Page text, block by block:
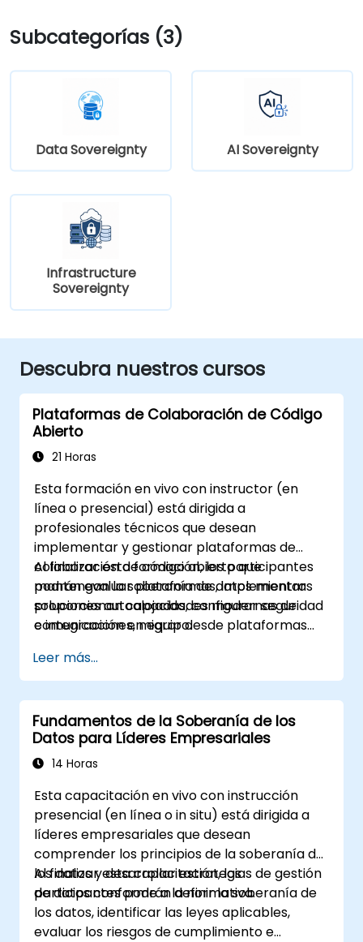
Subcategorías (3)
Data Sovereignty AI Sovereignty
Infrastructure
Sovereignty
Descubra nuestros cursos
Plataformas de Colaboración de Código
Abierto
21 Horas
Esta formación en vivo con instructor (en
línea o presencial) está dirigida a
profesionales técnicos que desean
implementar y gestionar plataformas de
colaboración de código abierto que
mantengan la soberanía de datos mientras
proporcionan capacidades modernas de
comunicación en equipo.
Al finalizar esta formación, los participantes
podrán evaluar plataformas, implementar
soluciones autoalojadas, configurar seguridad
e integraciones, migrar desde plataformas
operativos.
Leer más...
Fundamentos de la Soberanía de los
Datos para Líderes Empresariales
14 Horas
Esta capacitación en vivo con instrucción
presencial (en línea o in situ) está dirigida a
líderes empresariales que desean
comprender los principios de la soberanía de
los datos y desarrollar estrategias de gestión
de datos conforme a la normativa.
Al finalizar esta capacitación, los
participantes podrán definir la soberanía de
los datos, identificar las leyes aplicables,
evaluar los riesgos de cumplimiento e